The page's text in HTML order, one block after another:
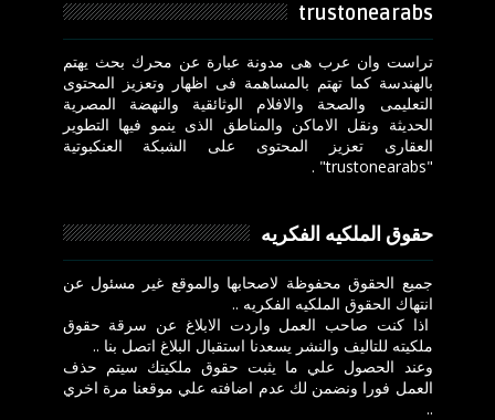
trustonearabs
تراست وان عرب هى مدونة عبارة عن محرك بحث يهتم
بالهندسة كما تهتم بالمساهمة فى اظهار وتعزيز المحتوى
التعليمى والصحة والافلام الوثائقية والنهضة المصرية
الحديثة ونقل الاماكن والمناطق الذى ينمو فيها التطوير
العقارى تعزيز المحتوى على الشبكة العنكبوتية
"trustonearabs" .
حقوق الملكيه الفكريه
جميع الحقوق محفوظة لاصحابها والموقع غير مسئول عن
انتهاك الحقوق الملكيه الفكريه ..
اذا كنت صاحب العمل واردت الابلاغ عن سرقة حقوق
ملكيته للتاليف والنشر يسعدنا استقبال البلاغ اتصل بنا ..
وعند الحصول علي ما يثبت حقوق ملكيتك سيتم حذف
العمل فورا ونضمن لك عدم اضافته علي موقعنا مرة اخري
..